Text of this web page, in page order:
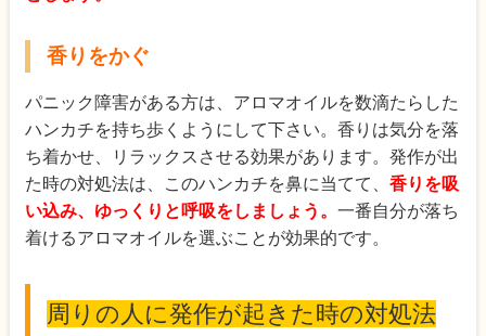
香りをかぐ
パニック障害がある方は、アロマオイルを数滴たらした
ハンカチを持ち歩くようにして下さい。香りは気分を落
ち着かせ、リラックスさせる効果があります。発作が出
た時の対処法は、このハンカチを鼻に当てて、香りを吸
い込み、ゆっくりと呼吸をしましょう。一番自分が落ち
着けるアロマオイルを選ぶことが効果的です。
周りの人に発作が起きた時の対処法